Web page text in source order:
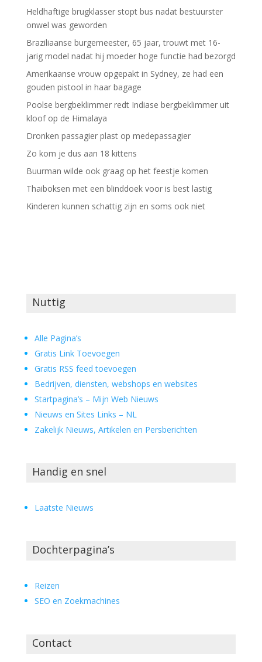
Heldhaftige brugklasser stopt bus nadat bestuurster
onwel was geworden
Braziliaanse burgemeester, 65 jaar, trouwt met 16-
jarig model nadat hij moeder hoge functie had bezorgd
Amerikaanse vrouw opgepakt in Sydney, ze had een
gouden pistool in haar bagage
Poolse bergbeklimmer redt Indiase bergbeklimmer uit
kloof op de Himalaya
Dronken passagier plast op medepassagier
Zo kom je dus aan 18 kittens
Buurman wilde ook graag op het feestje komen
Thaiboksen met een blinddoek voor is best lastig
Kinderen kunnen schattig zijn en soms ook niet
Nuttig
Alle Pagina’s
Gratis Link Toevoegen
Gratis RSS feed toevoegen
Bedrijven, diensten, webshops en websites
Startpagina’s – Mijn Web Nieuws
Nieuws en Sites Links – NL
Zakelijk Nieuws, Artikelen en Persberichten
Handig en snel
Laatste Nieuws
Dochterpagina’s
Reizen
SEO en Zoekmachines
Contact